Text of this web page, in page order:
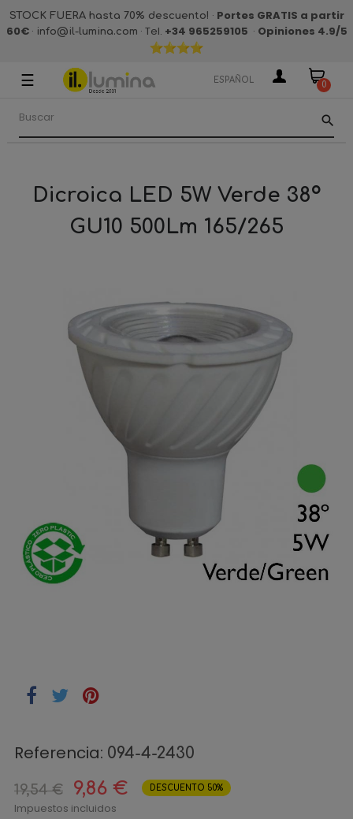
STOCK FUERA hasta 70% descuento! · Portes GRATIS a partir
60€· info@il-lumina.com · Tel. +34 965259105 · Opiniones 4.9/5
Navegación
palanca
☰ ESPAÑOL 0
search
Dicroica LED 5W Verde 38º
GU10 500Lm 165/265
Referencia: 094-4-2430
19,54 € 9,86 € DESCUENTO 50%
Impuestos incluidos